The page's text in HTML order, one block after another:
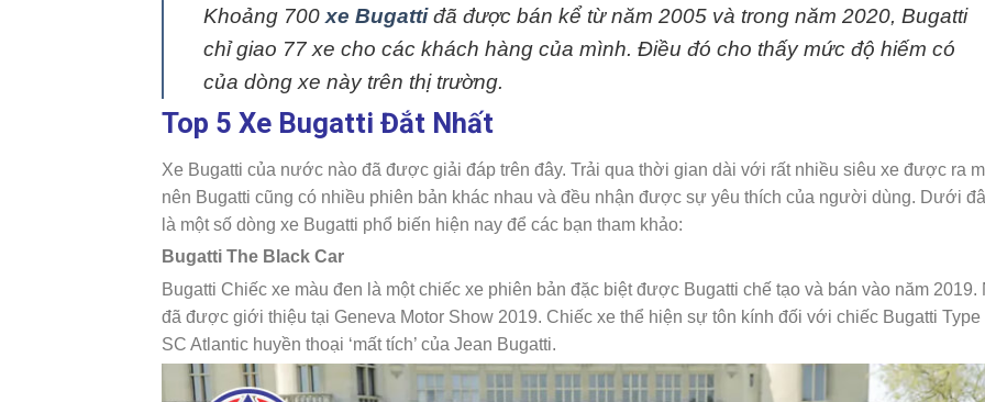
Khoảng 700 xe Bugattiđã được bán kể từ năm 2005 và trong năm 2020, Bugatti
chỉ giao 77 xe cho các khách hàng của mình. Điều đó cho thấy mức độ hiếm có
của dòng xe này trên thị trường.
Top 5 Xe Bugatti Đắt Nhất
Xe Bugatti của nước nào đã được giải đáp trên đây. Trải qua thời gian dài với rất nhiều siêu xe được ra
nên Bugatti cũng có nhiều phiên bản khác nhau và đều nhận được sự yêu thích của người dùng. Dưới
là một số dòng xe Bugatti phổ biến hiện nay để các bạn tham khảo:
Bugatti The Black Car
Bugatti Chiếc xe màu đen là một chiếc xe phiên bản đặc biệt được Bugatti chế tạo và bán vào năm 2019.
đã được giới thiệu tại Geneva Motor Show 2019. Chiếc xe thể hiện sự tôn kính đối với chiếc Bugatti Type
SC Atlantic huyền thoại ‘mất tích’ của Jean Bugatti.